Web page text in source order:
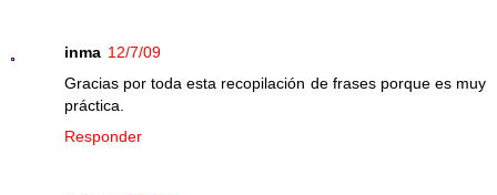
inma 12/7/09
Gracias por toda esta recopilación de frases porque es muy
práctica.
Responder